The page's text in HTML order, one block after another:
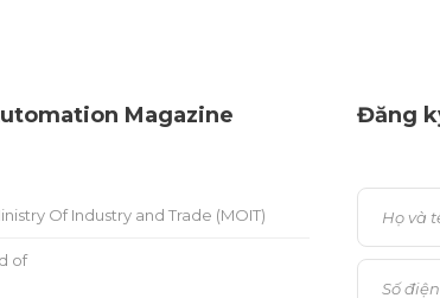
Magazine
Of Industry and Trade (MOIT)
of
Đăng